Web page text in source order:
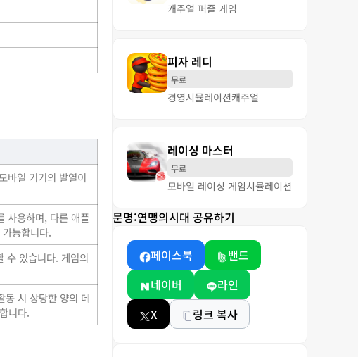
바일 기기의 발열이
사용하며, 다른 애플
능합니다.
수 있습니다. 게임의
동 시 상당한 양의 데
니다.
캐주얼 퍼즐 게임
피자 레디
무료
경영시뮬레이션캐주얼
레이싱 마스터
무료
모바일 레이싱 게임시뮬레이션
문명:연맹의시대 공유하기
페이스북
밴드
네이버
라인
X
링크 복사